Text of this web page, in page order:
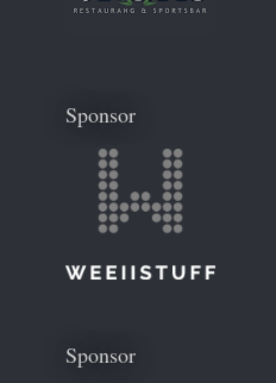
Sponsor
Sponsor